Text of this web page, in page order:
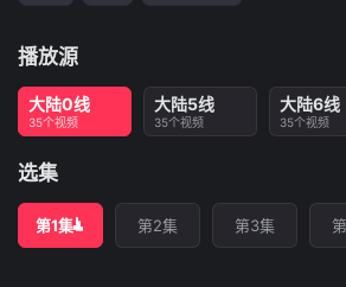
播放源
大陆0线
35个视频
大陆5线
35个视频
大陆6线
35个视频
选集
第1集 第2集 第3集